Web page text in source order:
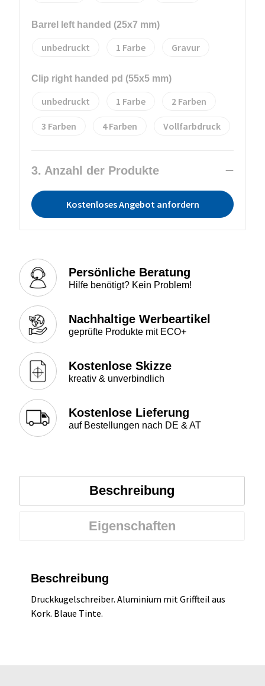
Barrel left handed (25x7 mm)
unbedruckt 1 Gravur
Clip right handed pd (55x5 mm)
unbedruckt 1 2
3 4 Vollfarbdruck
3. Anzahl der Produkte
Kostenloses Angebot anfordern
Persönliche Beratung
Hilfe benötigt? Kein Problem!
Nachhaltige Werbeartikel
geprüfte Produkte mit ECO+
Kostenlose Skizze
kreativ & unverbindlich
Kostenlose Lieferung
auf Bestellungen nach DE & AT
Beschreibung
Eigenschaften
Beschreibung
Druckkugelschreiber. Aluminium mit Griffteil aus
Kork. Blaue Tinte.